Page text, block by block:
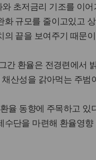
초저금리 기조를 이어
규모를 줄이고있고
의 끝을 보여주기 때문
간 환율은 전경련에서
산성을 갉아먹는 주범
율 동향에 주목하고 있
단을 마련해 환율영